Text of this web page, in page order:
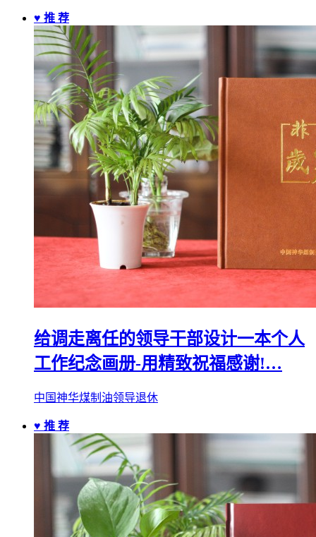
♥ 推 荐
给调走离任的领导干部设计一本个人
工作纪念画册-用精致祝福感谢!…
中国神华煤制油领导退休
♥ 推 荐